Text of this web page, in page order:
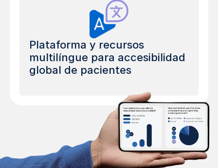
Plataforma y recursos
multilíngue para accesibilidad
global de pacientes